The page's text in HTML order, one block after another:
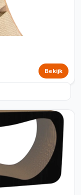
Bekijk